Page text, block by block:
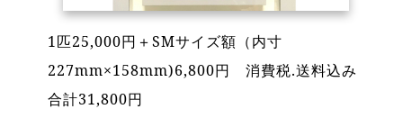
1匹25,000円＋SMサイズ額（内寸
227mm×158mm)6,800円 消費税.送料込み
合計31,800円